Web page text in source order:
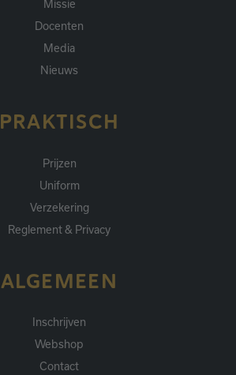
Missie
Docenten
Media
Nieuws
PRAKTISCH
Prijzen
Uniform
Verzekering
Reglement & Privacy
ALGEMEEN
Inschrijven
Webshop
Contact